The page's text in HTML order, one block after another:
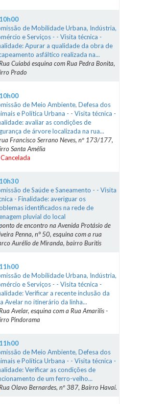
10h00
de Mobilidade Urbana, Indústria,
e Serviços - - Visita técnica -
Apurar a qualidade da obra de
asfáltico realizada na...
Rua Cuiabá esquina com Rua Pedra Bonita,
Prado
10h00
de Meio Ambiente, Defesa dos
e Política Urbana - - Visita técnica -
avaliar as condições de
de árvore localizada na rua...
Francisco Serrano Neves, nº 173/177,
Santa Amélia
Cancelada
10h30
de Saúde e Saneamento - - Visita
- Finalidade: averiguar os
identificados na rede de
pluvial do local
de encontro na Avenida Protásio de
Penna, n° 50, esquina com a rua
Aurélio de Miranda, bairro Buritis
11h00
de Mobilidade Urbana, Indústria,
e Serviços - - Visita técnica -
Verificar a recente inclusão da
Avelar no itinerário da linha...
Rua Avelar, esquina com a Rua Amarilis -
Pindorama
11h00
de Meio Ambiente, Defesa dos
e Política Urbana - - Visita técnica -
Verificar as condições de
de um ferro-velho...
Rua Olavo Bernardes, nº 387, Bairro Havaí.